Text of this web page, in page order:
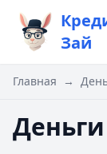
Зай
Главная →